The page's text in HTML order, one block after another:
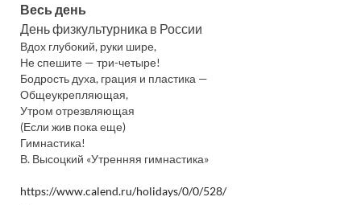
Весь день
День физкультурника в России
Вдох глубокий, руки шире,
Не спешите — три-четыре!
Бодрость духа, грация и пластика —
Общеукрепляющая,
Утром отрезвляющая
(Если жив пока еще)
Гимнастика!
В. Высоцкий «Утренняя гимнастика»
https://www.calend.ru/holidays/0/0/528/